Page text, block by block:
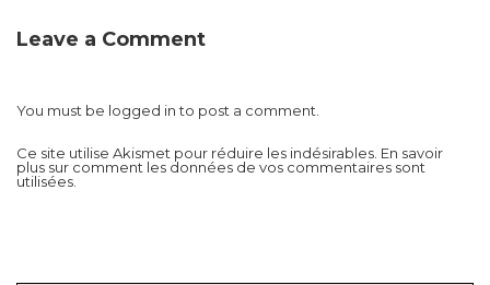
Leave a Comment
You must be logged into post a comment.
Ce site utilise Akismet pour réduire les indésirables. En savoir
plus sur comment les données de vos commentaires sont
utilisées